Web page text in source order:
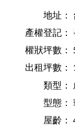
地址：
產權登記：
權狀坪數：
出租坪數：
類型：
型態：
屋齡：